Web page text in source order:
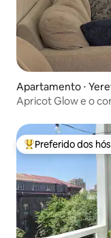
Apartamento ⋅
Apricot Glow e o
Entre os melhores
Preferido dos